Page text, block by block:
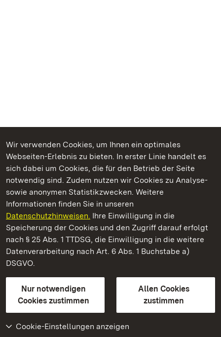
Wir verwenden Cookies, um Ihnen ein optimales
Webseiten-Erlebnis zu bieten. In erster Linie handelt es
sich dabei um Cookies, die für den Betrieb der Seite
notwendig sind. Zudem nutzen wir Cookies zu Analyse-
sowie anonymen Statistikzwecken. Weitere
Informationen finden Sie in unseren
Datenschutzhinweisen. Ihre Einwilligung in die
Speicherung der Cookies und den Zugriff darauf erfolgt
nach § 25 Abs. 1 TTDSG, die Einwilligung in die weitere
Datenverarbeitung nach Art. 6 Abs. 1 Buchstabe a)
DSGVO.
Nur notwendigen
Cookies zustimmen
Allen Cookies
zustimmen
Cookie-Einstellungen anzeigen
Kommen. Staunen. Genießen.
Kloster Maulbronn
Staatliche Schlösser und Gärten Baden-Württemberg
Kontakt
GebärdenspracheLeichte Sprache
Erklärung zur Barrierefreiheit
BITV-konform (geprüfte Seiten)
Weiteres